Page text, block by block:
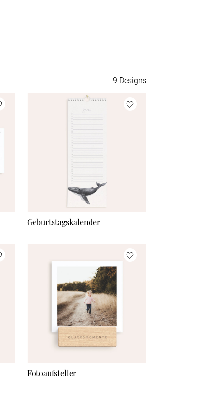
9 Designs
Geburtstagskalender
Fotoaufsteller